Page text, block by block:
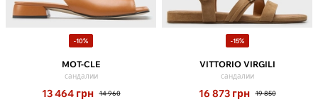
-10%
MOT-CLE
сандалии
13 464 грн 14 960
-15%
VITTORIO VIRGILI
сандалии
16 873 грн 19 850